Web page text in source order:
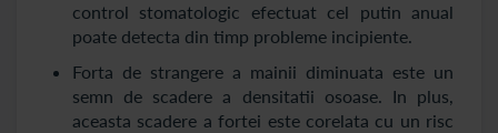
control stomatologic efectuat cel putin anual
poate detecta din timp probleme incipiente.
Forta de strangere a mainii diminuata este un
semn de scadere a densitatii osoase. In plus,
aceasta scadere a fortei este corelata cu un risc